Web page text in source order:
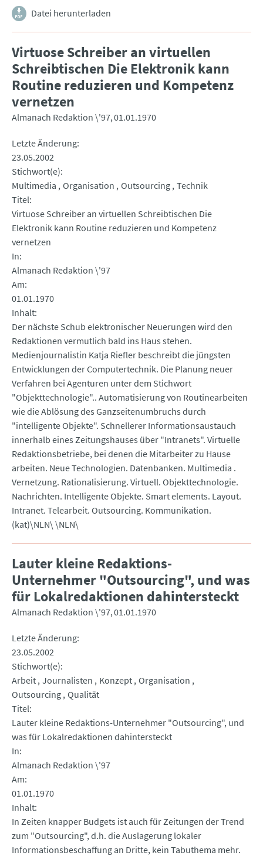
Datei herunterladen
Virtuose Schreiber an virtuellen
Schreibtischen Die Elektronik kann
Routine reduzieren und Kompetenz
vernetzen
Almanach Redaktion \'97 01.01.1970
Letzte Änderung
23.05.2002
Stichwort(e)
Multimedia Organisation Outsourcing Technik
Titel
Virtuose Schreiber an virtuellen Schreibtischen Die
Elektronik kann Routine reduzieren und Kompetenz
vernetzen
In
Almanach Redaktion \'97
Am
01.01.1970
Inhalt
Der nächste Schub elektronischer Neuerungen wird den
Redaktionen vermutlich bald ins Haus stehen.
Medienjournalistin Katja Riefler beschreibt die jüngsten
Entwicklungen der Computertechnik. Die Planung neuer
Verfahren bei Agenturen unter dem Stichwort
"Objekttechnologie".. Automatisierung von Routinearbeiten
wie die Ablösung des Ganzseitenumbruchs durch
"intelligente Objekte". Schnellerer Informationsaustauch
innerhalb eines Zeitungshauses über "Intranets". Virtuelle
Redaktionsbetriebe, bei denen die Mitarbeiter zu Hause
arbeiten. Neue Technologien. Datenbanken. Multimedia .
Vernetzung. Rationalisierung. Virtuell. Objekttechnologie.
Nachrichten. Intelligente Objekte. Smart elements. Layout.
Intranet. Telearbeit. Outsourcing. Kommunikation.
(kat)\NLN\ \NLN\
Lauter kleine Redaktions-
Unternehmer "Outsourcing", und was
für Lokalredaktionen dahintersteckt
Almanach Redaktion \'97 01.01.1970
Letzte Änderung
23.05.2002
Stichwort(e)
Arbeit Journalisten Konzept Organisation
Outsourcing Qualität
Titel
Lauter kleine Redaktions-Unternehmer "Outsourcing", und
was für Lokalredaktionen dahintersteckt
In
Almanach Redaktion \'97
Am
01.01.1970
Inhalt
In Zeiten knapper Budgets ist auch für Zeitungen der Trend
zum "Outsourcing", d.h. die Auslagerung lokaler
Informationsbeschaffung an Dritte, kein Tabuthema mehr.